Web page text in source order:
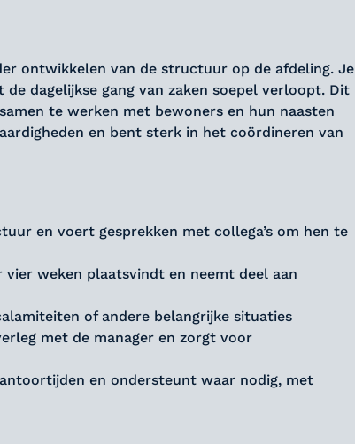
ontwikkelen van de structuur op de afdeling. Je
dagelijkse gang van zaken soepel verloopt. Dit
te werken met bewoners en hun naasten
en bent sterk in het coördineren van
en voert gesprekken met collega’s om hen te
weken plaatsvindt en neemt deel aan
of andere belangrijke situaties
met de manager en zorgt voor
en ondersteunt waar nodig, met